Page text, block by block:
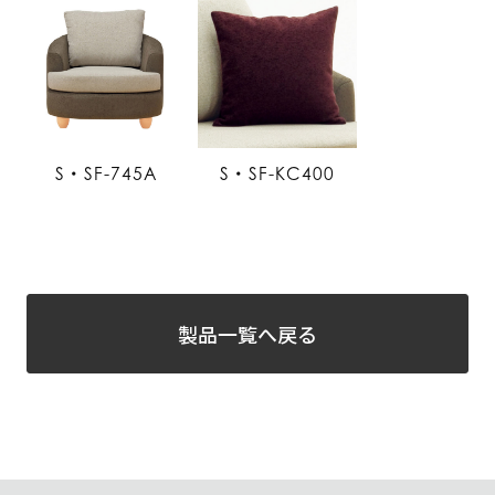
S・SF-745A S・SF-KC400
製品一覧へ戻る